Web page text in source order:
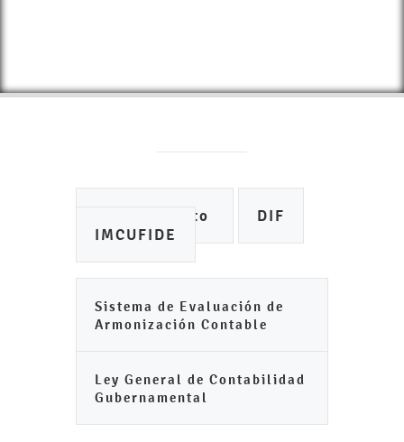
Ayuntamiento
DIF
IMCUFIDE
Sistema de Evaluación de
Armonización Contable
Ley General de Contabilidad
Gubernamental